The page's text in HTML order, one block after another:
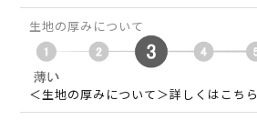
生地の厚みについて
＜生地の厚みについて＞詳しくはこちら